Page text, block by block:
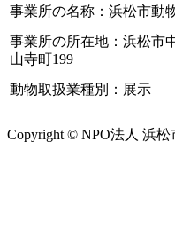
事業所の名称：浜松市動
事業所の所在地：浜松市
山寺町199
動物取扱業種別：展示
Copyright © NPO法人 浜松